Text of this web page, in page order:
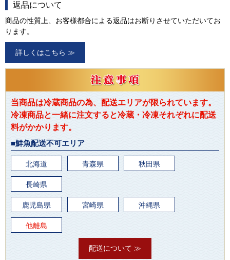
返品について
商品の性質上、お客様都合による返品はお断りさせていただいてお
ります。
詳しくはこちら ≫
当商品は冷蔵商品の為、配送エリアが限られています。
冷凍商品と一緒に注文すると冷蔵・冷凍それぞれに配送
料がかかります。
■鮮魚配送不可エリア
北海道 青森県 秋田県
長崎県
鹿児島県 宮崎県 沖縄県
他離島
配送について ≫